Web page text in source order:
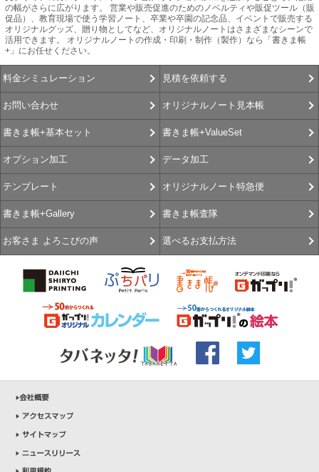
の幅がさらに広がります。 営業や販売促進のためのノベルティや販促ツール（販
促品）、教育現場で使う学習ノート、卒業や卒園の記念品、イベントで販売する
オリジナルグッズ、贈り物としてなど、オリジナルノートはさまざまなシーンで
活用できます。 オリジナルノートの作成・印刷・制作（製作）なら「書きま帳
+」にお任せください。
料金シミュレーション 見積を依頼する
お問い合わせ オリジナルノート見本帳
書きま帳+基本セット 書きま帳+ValueSet
オプション加工 データ加工
テンプレート オリジナルノート特急便
書きま帳+Gallery 書きま帳査隊
お客さま よろこびの声 選べるお支払方法